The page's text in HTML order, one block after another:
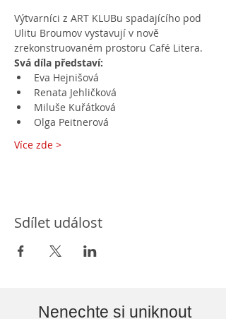
Výtvarníci z ART KLUBu spadajícího pod
Ulitu Broumov vystavují v nově
zrekonstruovaném prostoru Café Litera.
Svá díla představí:
Eva Hejnišová
Renata Jehličková
Miluše Kuřátková
Olga Peitnerová
Více zde >
Sdílet událost
Nenechte si uniknout